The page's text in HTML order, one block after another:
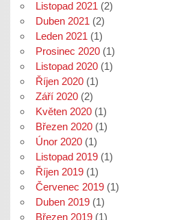
Listopad 2021 (2)
Duben 2021 (2)
Leden 2021 (1)
Prosinec 2020(1)
Listopad 2020(1)
Říjen 2020(1)
Září 2020(2)
Květen 2020(1)
Březen 2020(1)
Únor 2020(1)
Listopad 2019(1)
Říjen 2019(1)
Červenec 2019(1)
Duben 2019(1)
Březen 2019(1)